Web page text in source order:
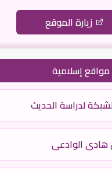
زيارة الموقع
إسلامية
لدراسة الحديث
هادي الوادعي